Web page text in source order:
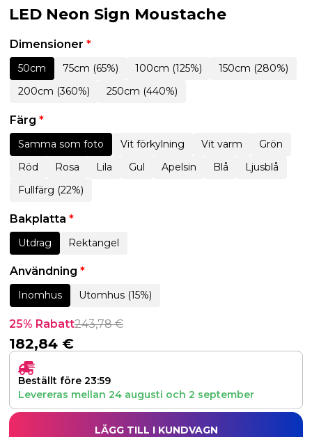
LED Neon Sign Moustache
Dimensioner *
50cm 75cm (65%) 100cm (125%)
150cm (280%)
200cm (360%)
250cm (440%)
Färg *
Samma som foto Vit förkylning Vit varm
Grön
Röd
Rosa Lila Gul Apelsin Blå
Ljusblå
Fullfärg (22%)
Bakplatta *
Utdrag Rektangel
Användning *
Inomhus Utomhus (15%)
25% Rabatt243,78€
182,84 €
Beställt före 23:59
Levereras mellan 24 augusti och 2 september
LÄGG TILL I KUNDVAGN